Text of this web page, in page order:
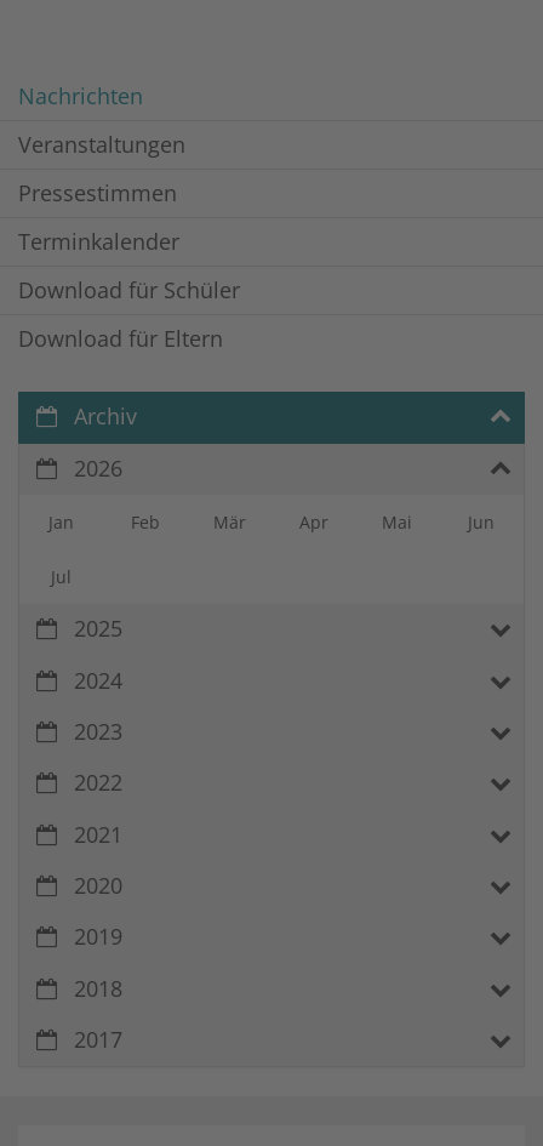
Nachrichten
Veranstaltungen
Pressestimmen
Terminkalender
Download für Schüler
Download für Eltern
Archiv
2026
Jan Feb Mär Apr Mai Jun
Jul
2025
2024
2023
2022
2021
2020
2019
2018
2017